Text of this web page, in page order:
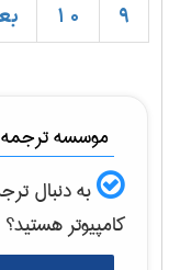
9
10
موسسه ترجمه
به دنبال
كامپيوترهستید؟